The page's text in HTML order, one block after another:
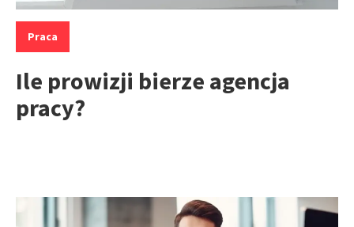
Kategorie:
Praca
Ile prowizji bierze agencja
pracy?